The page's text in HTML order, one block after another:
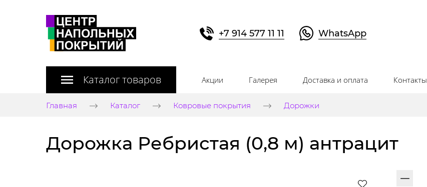
+7 914 577 11 11 WhatsApp
Каталог товаров Акции Галерея Доставка и оплата Контакты
Главная Каталог Ковровые покрытия Дорожки
Дорожка Ребристая (0,8 м) антрацит